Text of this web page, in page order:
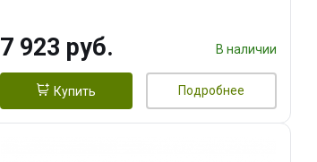
7 923 руб. В наличии
Купить Подробнее